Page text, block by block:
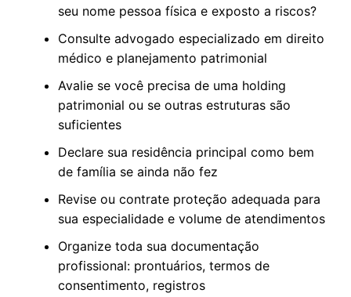
seu nome pessoa física e exposto a riscos?
Consulte advogado especializado em direito
médico e planejamento patrimonial
Avalie se você precisa de uma holding
patrimonial ou se outras estruturas são
suficientes
Declare sua residência principal como bem
de família se ainda não fez
Revise ou contrate proteção adequada para
sua especialidade e volume de atendimentos
Organize toda sua documentação
profissional: prontuários, termos de
consentimento, registros